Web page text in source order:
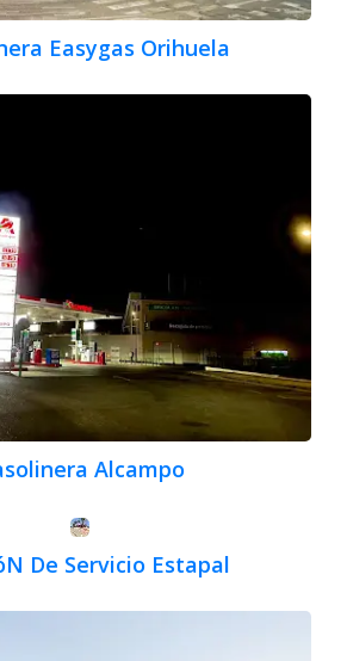
Easygas Orihuela
Alcampo
De Servicio Estapal